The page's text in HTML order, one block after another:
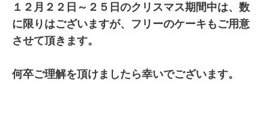
１２月２２日～２５日のクリスマス期間中は、数
に限りはございますが、フリーのケーキもご用意
させて頂きます。
何卒ご理解を頂けましたら幸いでございます。